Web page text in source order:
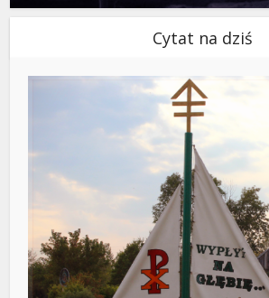
Cytat na dziś